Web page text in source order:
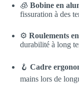
🧊 Bobine en
fissuration à des
⚙️ Roulements
durabilité à long
🪝 Cadre
mains lors de